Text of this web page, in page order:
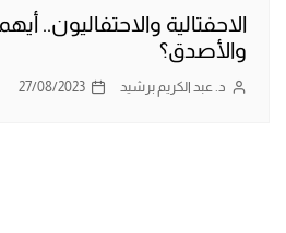
الاحفتالية والاحتفاليون..
والأصدق؟
د. عبد الكريم برشيد 27/08/2023